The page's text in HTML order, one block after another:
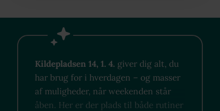
Kildepladsen 14, 1. 4. giver dig alt, du
har brug for i hverdagen – og masser
af muligheder, når weekenden står
åben. Her er der plads til både rutiner